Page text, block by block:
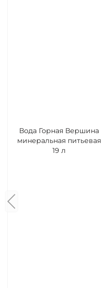
Вода Горная Вершина
минеральная питьевая
19 л